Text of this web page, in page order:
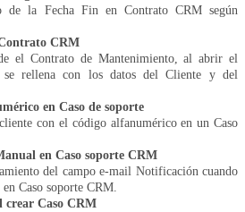
de la Fecha Fin en Contrato CRM según
CRM
el Contrato de Mantenimiento, al abrir el
rellena con los datos del Cliente y del
en Caso de soporte
con el código alfanumérico en un Caso
en Caso soporte CRM
del campo e-mail Notificación cuando
Caso soporte CRM.
crear Caso CRM